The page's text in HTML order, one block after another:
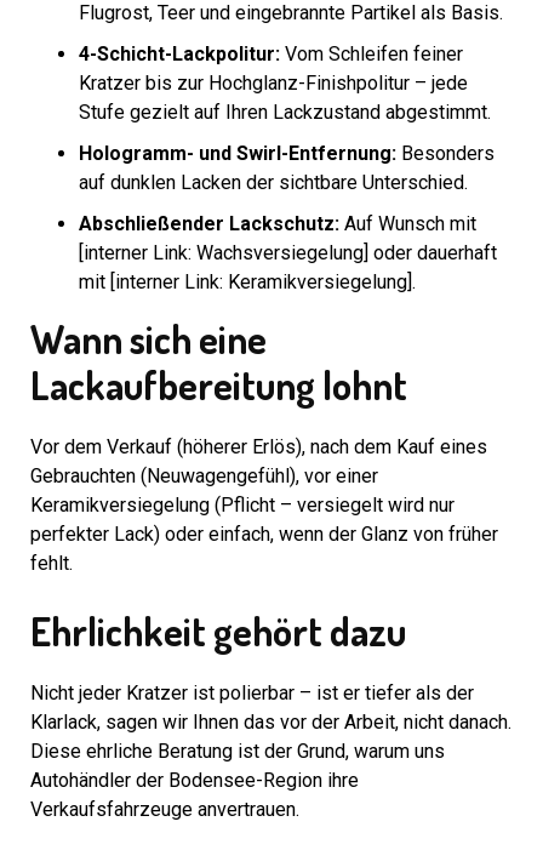
Flugrost, Teer und eingebrannte Partikel als Basis.
4-Schicht-Lackpolitur: Vom Schleifen feiner
Kratzer bis zur Hochglanz-Finishpolitur – jede
Stufe gezielt auf Ihren Lackzustand abgestimmt.
Hologramm- und Swirl-Entfernung: Besonders
auf dunklen Lacken der sichtbare Unterschied.
Abschließender Lackschutz: Auf Wunsch mit
[interner Link: Wachsversiegelung] oder dauerhaft
mit [interner Link: Keramikversiegelung].
Wann sich eine
Lackaufbereitung lohnt
Vor dem Verkauf (höherer Erlös), nach dem Kauf eines
Gebrauchten (Neuwagengefühl), vor einer
Keramikversiegelung (Pflicht – versiegelt wird nur
perfekter Lack) oder einfach, wenn der Glanz von früher
fehlt.
Ehrlichkeit gehört dazu
Nicht jeder Kratzer ist polierbar – ist er tiefer als der
Klarlack, sagen wir Ihnen das vor der Arbeit, nicht danach.
Diese ehrliche Beratung ist der Grund, warum uns
Autohändler der Bodensee-Region ihre
Verkaufsfahrzeuge anvertrauen.